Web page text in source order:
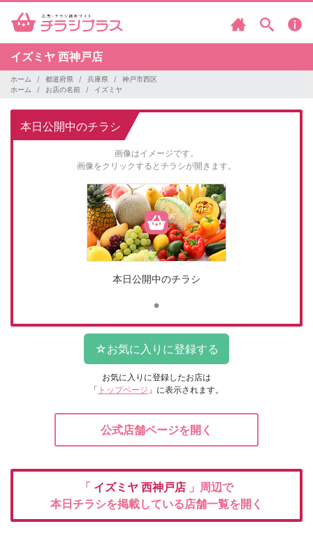
イズミヤ 西神戸店
ホーム 都道府県 兵庫県
神戸市西区
ホーム
お店の名前 イズミヤ
本日公開中のチラシ
画像はイメージです。
画像をクリックするとチラシが開きます。
本日公開中のチラシ
お気に入りに登録したお店は
「 トップページ 」に表示されます。
公式店舗ページを開く
「 イズミヤ 西神戸店 」周辺で
本日チラシを掲載している店舗一覧を開く